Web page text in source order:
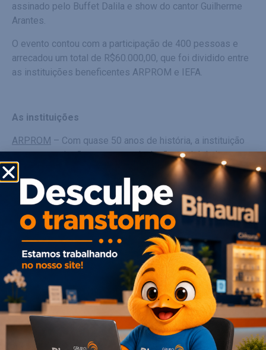
assinado pelo Buffet Dalila e show do cantor Guilherme
Arantes.
O evento contou com a participação de 400 pessoas e
arrecadou um total de R$60.000,00, que foi dividido entre
as instituições beneficentes ARPROM e IEFA.
As instituições
ARPROM – Com quase 50 anos de história, a instituição
tem como missão promover a inclusão social de jovens
por meio da capacitação e profissionalização. Atualmente,
são atendidos 400 jovens.
IEFA– O Instituto Educacional Francisco de Assis prepara
jovens e adultos para o mercado de trabalho, por meio de
cursos. Além de estimular a consciência “cidadã” de
cada um. Hoje são atendidas 600 pessoas.